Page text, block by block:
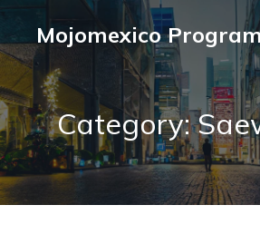
Mojomexico
Category: